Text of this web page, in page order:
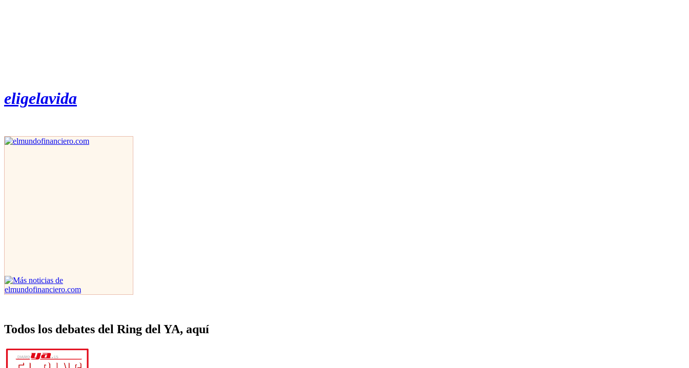
eligelavida
Todos los debates del Ring del YA, aquí